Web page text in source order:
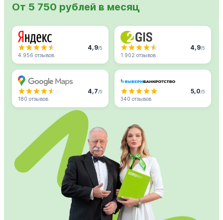
От 5 750 рублей в месяц
4,9/5
4 956 отзывов
4,9/5
1 902 отзывов
4,7/5
180 отзывов
5,0/5
340 отзывов